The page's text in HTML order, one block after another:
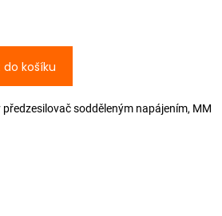
do košíku
sodděleným napájením, MM